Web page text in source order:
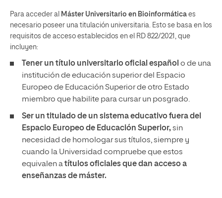
Para acceder al Máster Universitario en Bioinformática es
necesario poseer una titulación universitaria. Esto se basa en los
requisitos de acceso establecidos en el RD 822/2021, que
incluyen:
Tener un título universitario oficial español o de una
institución de educación superior del Espacio
Europeo de Educación Superior de otro Estado
miembro que habilite para cursar un posgrado.
Ser un titulado de un sistema educativo fuera del
Espacio Europeo de Educación Superior,sin
necesidad de homologar sus títulos, siempre y
cuando la Universidad compruebe que estos
equivalen atítulos oficiales que dan acceso a
enseñanzas de máster.